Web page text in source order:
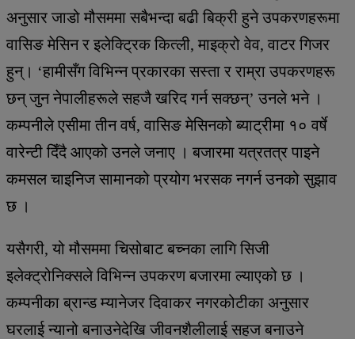
अनुसार जाडो मौसममा सबैभन्दा बढी बिक्री हुने उपकरणहरूमा
वासिङ मेसिन र इलेक्ट्रिक कित्ली, माइक्रो वेव, वाटर गिजर
हुन्। ‘हामीसँग विभिन्न प्रकारका सस्ता र राम्रा उपकरणहरू
छन् जुन नेपालीहरूले सहजै खरिद गर्न सक्छन्’ उनले भने ।
कम्पनीले एसीमा तीन वर्ष, वासिङ मेसिनको ब्याट्रीमा १० वर्षे
वारेन्टी दिँदै आएको उनले जनाए । बजारमा यत्रतत्र पाइने
कमसल चाइनिज सामानको प्रयोग भरसक नगर्न उनको सुझाव
छ ।
यसैगरी, यो मौसममा चिसोबाट बच्नका लागि सिजी
इलेक्ट्रोनिक्सले विभिन्न उपकरण बजारमा ल्याएको छ ।
कम्पनीका ब्रान्ड म्यानेजर दिवाकर नगरकोटीका अनुसार
घरलाई न्यानो बनाउनेदेखि जीवनशैलीलाई सहज बनाउने